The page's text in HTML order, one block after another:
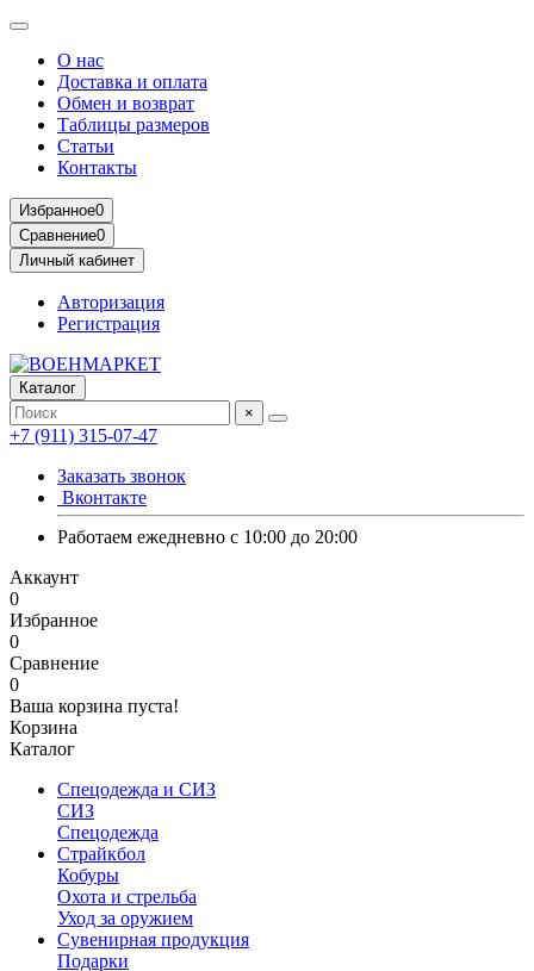
О нас
Доставка и оплата
Обмен и возврат
Таблицы размеров
Статьи
Контакты
Избранное0
Сравнение0
Личный кабинет
Авторизация
Регистрация
Каталог
×
+7 (911) 315-07-47
Заказать звонок
Вконтакте
Работаем ежедневно с 10:00 до 20:00
Аккаунт
0
Избранное
0
Сравнение
0
Ваша корзина пуста!
Корзина
Каталог
Спецодежда и СИЗ
СИЗ
Спецодежда
Страйкбол
Кобуры
Охота и стрельба
Уход за оружием
Сувенирная продукция
Подарки